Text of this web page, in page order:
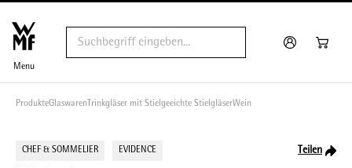
Menu
ProdukteGlaswaren Trinkgläser mit Stiel geeichte StielgläserWein
CHEF & SOMMELIER EVIDENCE Teilen